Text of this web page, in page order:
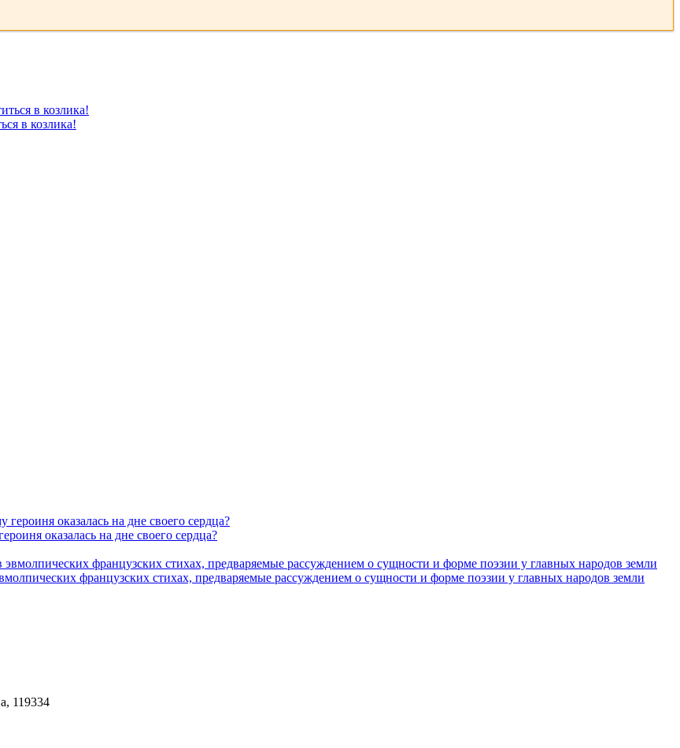
в козлика!
оказалась на дне своего сердца?
французских стихах, предваряемые рассуждением о сущности и форме поэзии у главных народов земли
119334